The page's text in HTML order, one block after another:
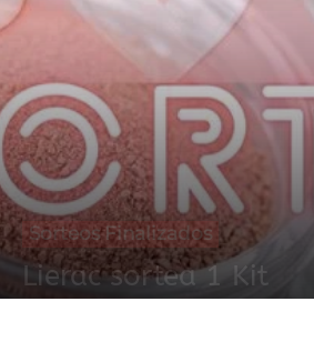
Sorteos Finalizados
Lierac sortea 1 Kit